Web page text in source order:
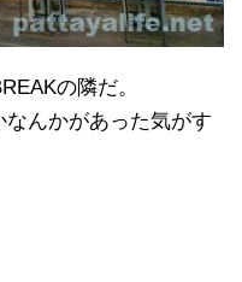
の隣だ。
んかがあった気がす